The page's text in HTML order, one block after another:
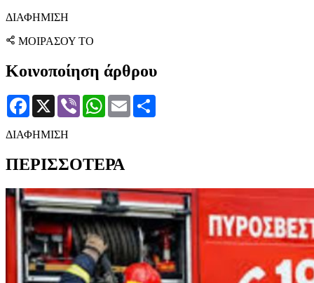
ΔΙΑΦΗΜΙΣΗ
ΜΟΙΡΑΣΟΥ ΤΟ
Κοινοποίηση άρθρου
Facebook
X Viber WhatsApp
Email
ΔΙΑΦΗΜΙΣΗ
ΠΕΡΙΣΣΟΤΕΡΑ